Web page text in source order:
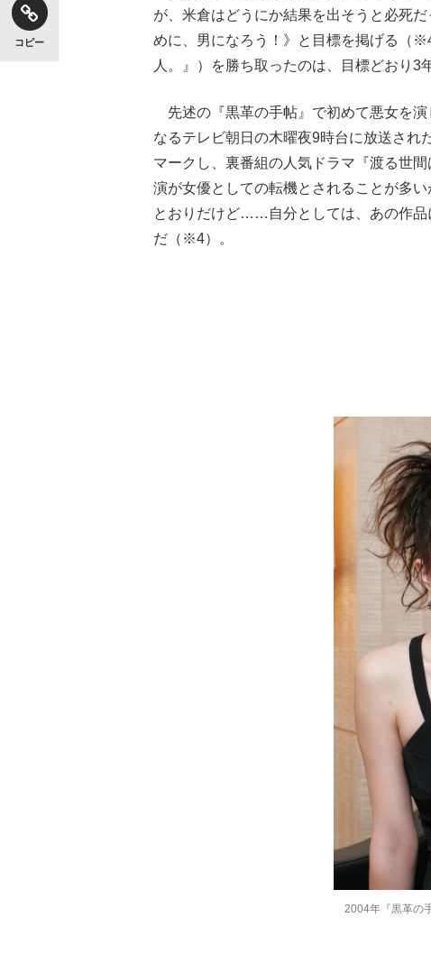
コピー
が、米倉はどうにか結果を出そ うと必死
めに、男になろう！》と目標を掲げる（
人。』）を勝ち取ったのは、目標どおり3
先述の『黒革の手帖』で初めて悪女を
なるテレビ朝日の木曜夜9時台に放送され
マークし、裏番組の人気ドラマ『渡る世
演が女優としての転機とされることが多
とおりだけど……自分としては、あの作品
だ（※4）。
2004年『黒革の